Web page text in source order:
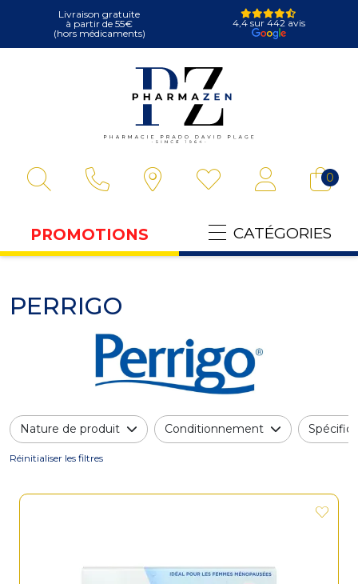
Livraison gratuite
à partir de 55€
(hors médicaments)
4,4 sur 442 avis
0
PROMOTIONS CATÉGORIES
PERRIGO
Nature de produit Conditionnement
Réinitialiser les filtres